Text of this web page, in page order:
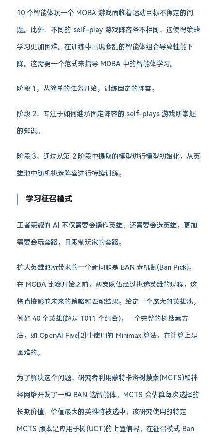
10 个智能体玩一个 MOBA 游戏面临着运动目标不稳定的问
题。此外，不同的 self-play 游戏阵容各不相同，这使得策略
学习更加困难。在训练中出现紊乱的智能体组合导致性能下
降。这需要一个范式来指导 MOBA 中的智能体学习。
阶段 1，从简单的任务开始，训练固定的阵容。
阶段 2，专注于如何继承固定阵容的 self-plays 游戏所掌握
的知识。
阶段 3，通过从第 2 阶段中提取的模型进行模型初始化，从英
雄池中随机挑选阵容进行持续训练。
学习征召模式
王者荣耀的 AI 不仅需要会操作英雄，还需要会选英雄，更加
需要会玩套路，且限制玩家的套路。
扩大英雄池所带来的一个新问题是 BAN 选机制(Ban Pick)。
在 MOBA 比赛开始之前，两支队伍经过挑选英雄的过程，这
将直接影响未来的策略和匹配结果。给定一个庞大的英雄池，
例如 40 个英雄(超过 1011 个组合)，一个完整的树搜索方
法，如 OpenAI Five[2]中使用的 Minimax 算法，在计算上是
困难的。
为了解决这个问题，研究者利用蒙特卡洛树搜索(MCTS)和神
经网络开发了一种 BAN 选智能体。MCTS 会估算每次选择的
长期价值，价值最大的英雄将被选中。该研究使用的特定
MCTS 版本是应用于树(UCT)的上置信界。在征召模式 Ban